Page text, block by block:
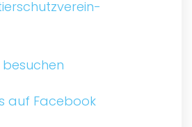
auf Facebook